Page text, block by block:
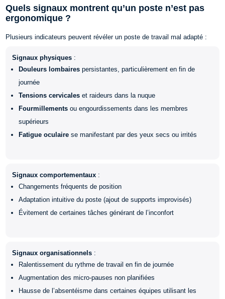
Quels signaux montrent qu’un poste n’est pas
ergonomique ?
Plusieurs indicateurs peuvent révéler un poste de travail mal adapté :
Signaux physiques:
Douleurs lombairespersistantes, particulièrement en fin de
journée
Tensions cervicaleset raideurs dans la nuque
Fourmillementsou engourdissements dans les membres
supérieurs
Fatigue oculairese manifestant par des yeux secs ou irrités
Signaux comportementaux:
Changements fréquents de position
Adaptation intuitive du poste (ajout de supports improvisés)
Évitement de certaines tâches générant de l’inconfort
Signaux organisationnels:
Ralentissement du rythme de travail en fin de journée
Augmentation des micro-pauses non planifiées
Hausse de l’absentéisme dans certaines équipes utilisant les